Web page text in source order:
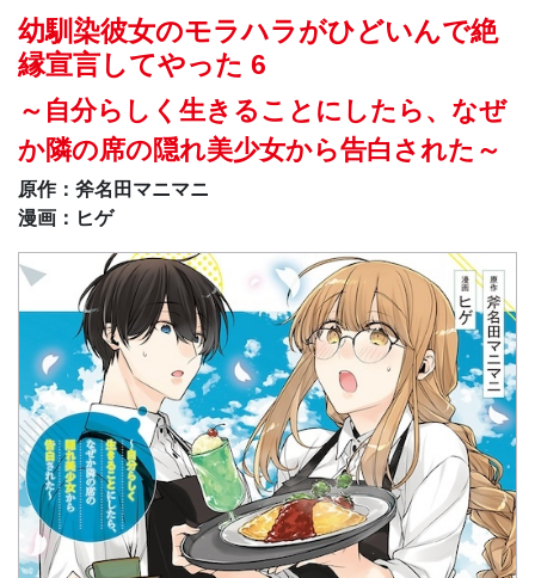
幼馴染彼女のモラハラがひどいんで絶
縁宣言してやった 6
～自分らしく生きることにしたら、なぜ
か隣の席の隠れ美少女から告白された～
原作：斧名田マニマニ
漫画：ヒゲ